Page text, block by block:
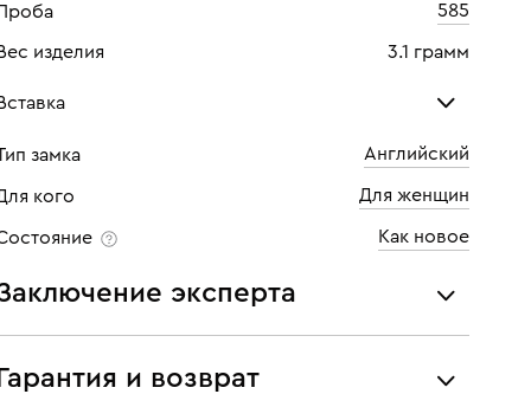
585
изделия 3.1 грамм
Бриллиант
1 шт
Огранка Круглая
замка Английский
кого Для женщин
Как новое
эксперта
украшения проходят экспертизу подлинности и
характеристикам ювелирных изделий,
бриллиантов (вес, проба, драгоценный металл, цвет,
Гарантия и возврат